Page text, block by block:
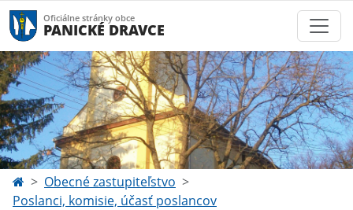
Oficiálne stránky obce
PANICKÉ DRAVCE
Obecné zastupiteľstvo
Poslanci, komisie, účasť poslancov